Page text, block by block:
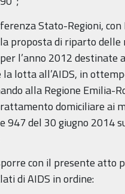
Stato-Regioni,
proposta di riparto delle
l’anno 2012
lotta all’AIDS, in
alla Regione Emilia-
domiciliare ai
947 del 30 giugno 2014
con il presente atto
di AIDS in ordine: